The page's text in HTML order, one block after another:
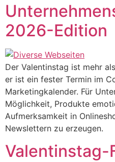
2026-Edition
Der Valentinstag ist mehr
er ist ein fester Termin im
Marketingkalender. Für
Möglichkeit, Produkte
Aufmerksamkeit in
Newslettern zu erzeugen.
Valentinstag-